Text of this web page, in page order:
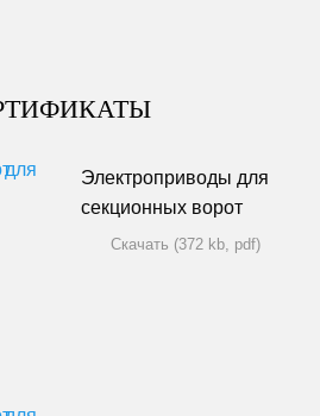
Электроприводы для
секционных ворот
Скачать (372 kb, pdf)